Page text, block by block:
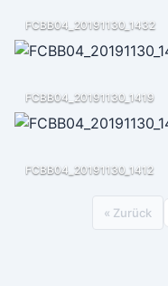
FCBB04_20191130_1432
FCBB04_20191130_1419
FCBB04_20191130_1412
« Zurück